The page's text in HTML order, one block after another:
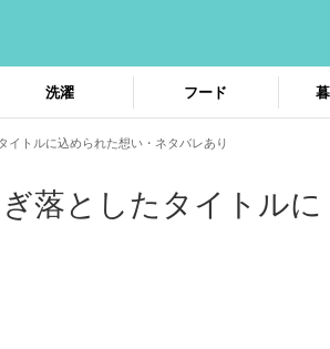
洗濯 フード
イトルに込められた想い・ネタバレあり
落としたタイトルに